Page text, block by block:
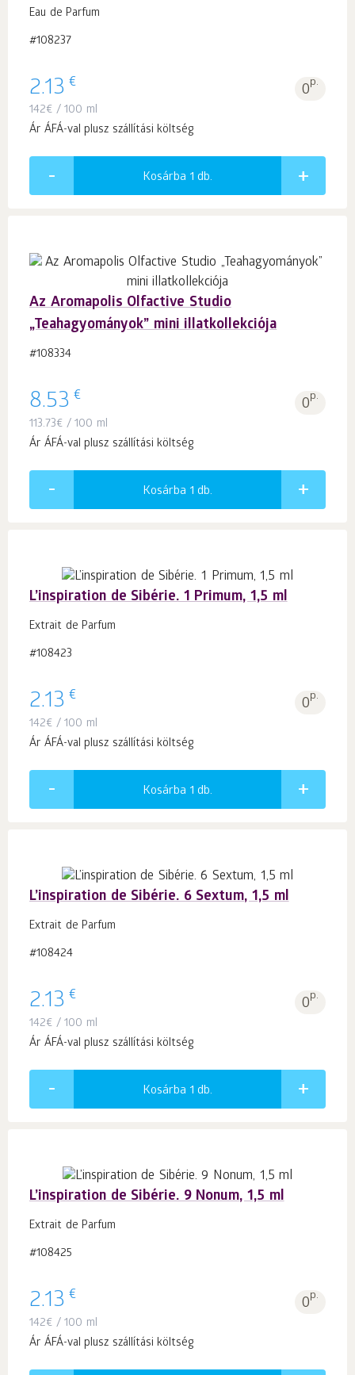
Eau de Parfum
#108237
2.13 € 0p.
142€ / 100 ml
Ár ÁFÁ-val plusz szállítási költség
Kosárba 1 db.
Az Aromapolis Olfactive Studio
„Teahagyományok” mini illatkollekciója
#108334
8.53 € 0p.
113.73€ / 100 ml
Ár ÁFÁ-val plusz szállítási költség
Kosárba 1 db.
L’inspiration de Sibérie. 1 Primum, 1,5 ml
Extrait de Parfum
#108423
2.13 € 0p.
142€ / 100 ml
Ár ÁFÁ-val plusz szállítási költség
Kosárba 1 db.
L’inspiration de Sibérie. 6 Sextum, 1,5 ml
Extrait de Parfum
#108424
2.13 € 0p.
142€ / 100 ml
Ár ÁFÁ-val plusz szállítási költség
Kosárba 1 db.
L’inspiration de Sibérie. 9 Nonum, 1,5 ml
Extrait de Parfum
#108425
2.13 € 0p.
142€ / 100 ml
Ár ÁFÁ-val plusz szállítási költség